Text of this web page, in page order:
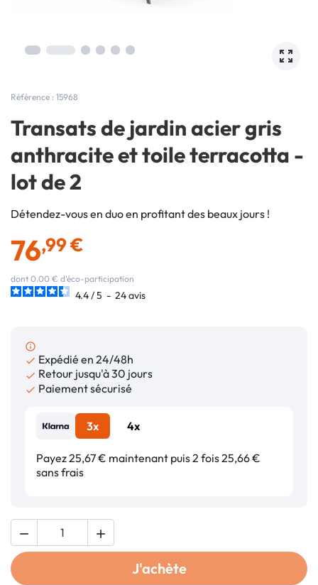
Référence : 15968
Transats de jardin acier gris
anthracite et toile terracotta -
lot de 2
Détendez-vous en duo en profitant des beaux jours !
76,99 €
dont 0.00 € d'éco-participation
4.4/5 - 24avis
info_outline
 Expédié en 24/48h
 Retour jusqu'à 30 jours
 Paiement sécurisé
3x 4x
Payez 25,67 € maintenant puis 2 fois 25,66 €
sans frais
 
J'achète